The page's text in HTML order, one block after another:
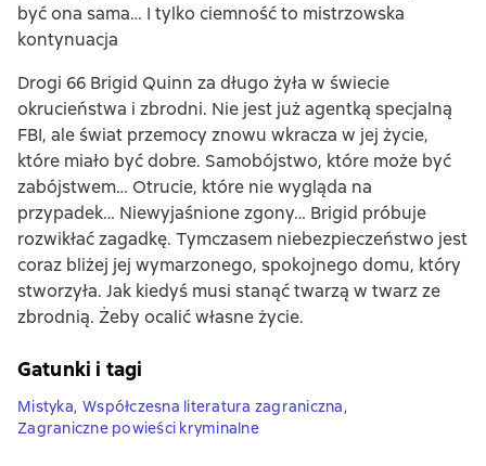
być ona sama… I tylko ciemność to mistrzowska
kontynuacja
Drogi 66 Brigid Quinn za długo żyła w świecie
okrucieństwa i zbrodni. Nie jest już agentką specjalną
FBI, ale świat przemocy znowu wkracza w jej życie,
które miało być dobre. Samobójstwo, które może być
zabójstwem… Otrucie, które nie wygląda na
przypadek… Niewyjaśnione zgony… Brigid próbuje
rozwikłać zagadkę. Tymczasem niebezpieczeństwo jest
coraz bliżej jej wymarzonego, spokojnego domu, który
stworzyła. Jak kiedyś musi stanąć twarzą w twarz ze
zbrodnią. Żeby ocalić własne życie.
Gatunki i tagi
Mistyka, Współczesna literatura zagraniczna,
Zagraniczne powieści kryminalne